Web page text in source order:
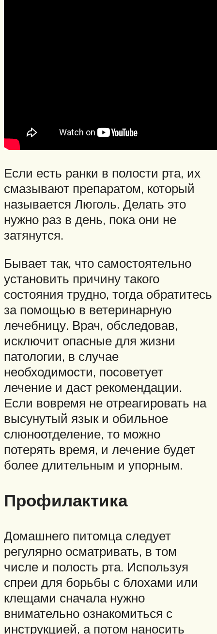
Если есть ранки в полости рта, их
смазывают препаратом, который
называется Люголь. Делать это
нужно раз в день, пока они не
затянутся.
Бывает так, что самостоятельно
установить причину такого
состояния трудно, тогда обратитесь
за помощью в ветеринарную
лечебницу. Врач, обследовав,
исключит опасные для жизни
патологии, в случае
необходимости, посоветует
лечение и даст рекомендации.
Если вовремя не отреагировать на
высунутый язык и обильное
слюноотделение, то можно
потерять время, и лечение будет
более длительным и упорным.
Профилактика
Домашнего питомца следует
регулярно осматривать, в том
числе и полость рта. Используя
спреи для борьбы с блохами или
клещами сначала нужно
внимательно ознакомиться с
инструкцией, а потом наносить